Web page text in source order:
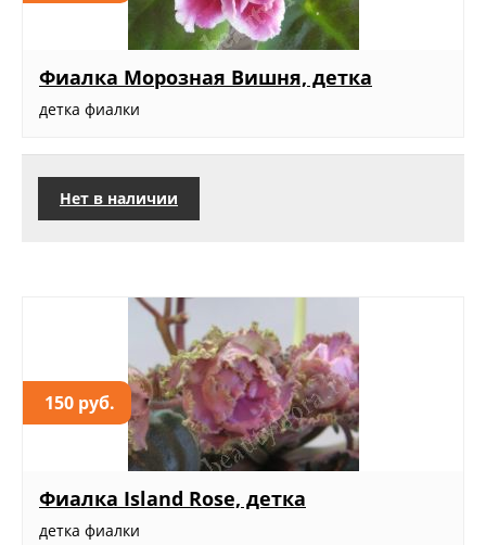
Фиалка Морозная Вишня, детка
детка фиалки
Нет в наличии
150 руб.
Фиалка Island Rose, детка
детка фиалки